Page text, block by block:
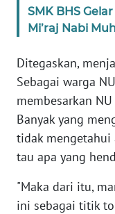
SMK BHS
Mi’raj Nabi
Ditegaskan,
Sebagai warga
membesarkan
Banyak yang
tidak mengetahui
tau apa yang
"Maka dari itu,
ini sebagai titik
WN
SULTENG
WN
SULBAR
BABEL
WN